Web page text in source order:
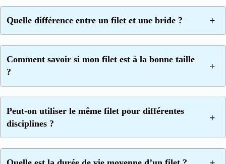
Quelle différence entre un filet et une bride ?
Comment savoir si mon filet est à la bonne taille
?
Peut-on utiliser le même filet pour différentes
disciplines ?